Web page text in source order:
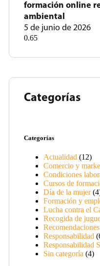
formación online
ambiental
5 de junio de 2026
Categorías
Categorías
Actualidad (12)
Comercio y
Condiciones
Cursos de
Día de la mujer
Formación y
Lucha contra el
Recogida de
Recomendaciones
Responsabilidad
Responsabilidad
Sin categoría (4)